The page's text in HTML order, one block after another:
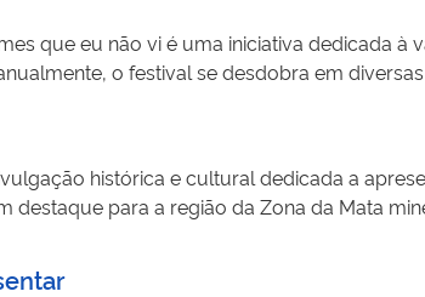
para o cinema. A iniciativa alcança
e oficinas de iniciação audiovisual para
brasileiro.
que eu não vi é uma iniciativa dedicada
o festival se desdobra em
sobre os desafios da distribuição e
sobre toda a cadeia produtiva do
cinematográfica brasileira.
histórica e cultural dedicada a
destaque para a região da Zona da Mata